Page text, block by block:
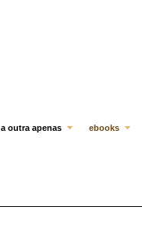
a outra apenas ebooks